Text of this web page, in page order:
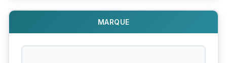
MARQUE